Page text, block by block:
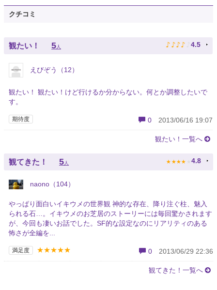
クチコミ
観たい！ 5人 ♪ ♪ ♪ ♪ ♪ 4.5
えびぞう（12）
観たい！ 観たい！けど行けるか分からない。何とか調整したいで
す。
期待度 0 2013/06/16 19:07
観たい！一覧へ
観てきた！ 5 人 ★ ★ ★ ★ ★ 4.8
naono（104）
やっぱり面白いイキウメの世界観 神的な存在、降り注ぐ柱、魅入
られる石…。イキウメのお芝居のストーリーには毎回驚かされます
が、今回も凄いお話でした。SF的な設定なのにリアリティのある
怖さが全編を...
満足度 ★★★★★ 0 2013/06/29 22:36
観てきた！一覧へ